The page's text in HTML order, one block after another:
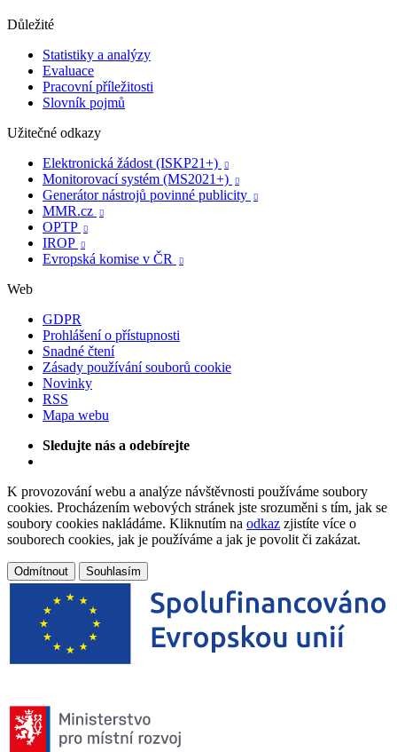
Důležité
Statistiky a analýzy
Evaluace
Pracovní příležitosti
Slovník pojmů
Užitečné odkazy
Elektronická žádost (ISKP21+)

Monitorovací systém (MS2021+) 
Generátor nástrojů povinné publicity 
MMR.cz 
OPTP 
IROP 
Evropská komise v ČR 
Web
GDPR
Prohlášení o přístupnosti
Snadné čtení
Zásady používání souborů cookie
Novinky
RSS
Mapa webu
Sledujte nás a odebírejte
K provozování webu a analýze návštěvnosti používáme soubory
cookies. Procházením webových stránek jste srozuměni s tím, jak se
soubory cookies nakládáme. Kliknutím na odkaz zjistíte více o
souborech cookies, jak je používáme a jak je povolit či zakázat.
Odmítnout Souhlasím